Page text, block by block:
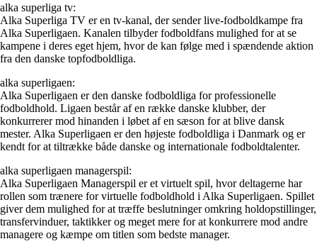
alka superliga tv:
Alka Superliga TV er en tv-kanal, der sender live-fodboldkampe fra
Alka Superligaen. Kanalen tilbyder fodboldfans mulighed for at se
kampene i deres eget hjem, hvor de kan følge med i spændende aktion
fra den danske topfodboldliga.
alka superligaen:
Alka Superligaen er den danske fodboldliga for professionelle
fodboldhold. Ligaen består af en række danske klubber, der
konkurrerer mod hinanden i løbet af en sæson for at blive dansk
mester. Alka Superligaen er den højeste fodboldliga i Danmark og er
kendt for at tiltrække både danske og internationale fodboldtalenter.
alka superligaen managerspil:
Alka Superligaen Managerspil er et virtuelt spil, hvor deltagerne har
rollen som trænere for virtuelle fodboldhold i Alka Superligaen. Spillet
giver dem mulighed for at træffe beslutninger omkring holdopstillinger,
transfervinduer, taktikker og meget mere for at konkurrere mod andre
managere og kæmpe om titlen som bedste manager.